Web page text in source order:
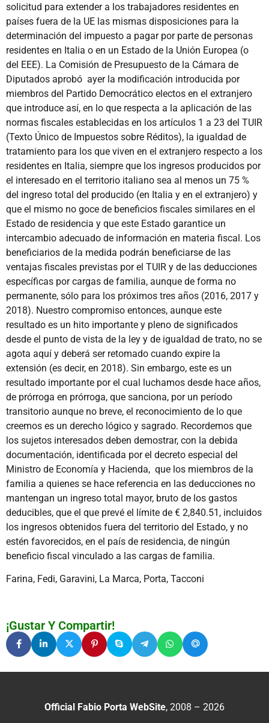
solicitud para extender a los trabajadores residentes en
países fuera de la UE las mismas disposiciones para la
determinación del impuesto a pagar por parte de personas
residentes en Italia o en un Estado de la Unión Europea (o
del EEE). La Comisión de Presupuesto de la Cámara de
Diputados aprobó ayer la modificación introducida por
miembros del Partido Democrático electos en el extranjero
que introduce así, en lo que respecta a la aplicación de las
normas fiscales establecidas en los artículos 1 a 23 del TUIR
(Texto Único de Impuestos sobre Réditos), la igualdad de
tratamiento para los que viven en el extranjero respecto a los
residentes en Italia, siempre que los ingresos producidos por
el interesado en el territorio italiano sea al menos un 75 %
del ingreso total del producido (en Italia y en el extranjero) y
que el mismo no goce de beneficios fiscales similares en el
Estado de residencia y que este Estado garantice un
intercambio adecuado de información en materia fiscal. Los
beneficiarios de la medida podrán beneficiarse de las
ventajas fiscales previstas por el TUIR y de las deducciones
específicas por cargas de familia, aunque de forma no
permanente, sólo para los próximos tres años (2016, 2017 y
2018). Nuestro compromiso entonces, aunque este
resultado es un hito importante y pleno de significados
desde el punto de vista de la ley y de igualdad de trato, no se
agota aquí y deberá ser retomado cuando expire la
extensión (es decir, en 2018). Sin embargo, este es un
resultado importante por el cual luchamos desde hace años,
de prórroga en prórroga, que sanciona, por un período
transitorio aunque no breve, el reconocimiento de lo que
creemos es un derecho lógico y sagrado. Recordemos que
los sujetos interesados deben demostrar, con la debida
documentación, identificada por el decreto especial del
Ministro de Economía y Hacienda, que los miembros de la
familia a quienes se hace referencia en las deducciones no
mantengan un ingreso total mayor, bruto de los gastos
deducibles, que el que prevé el límite de € 2,840.51, incluidos
los ingresos obtenidos fuera del territorio del Estado, y no
estén favorecidos, en el país de residencia, de ningún
beneficio fiscal vinculado a las cargas de familia.
Farina, Fedi, Garavini, La Marca, Porta, Tacconi
¡Gustar Y Compartir!
Official Fabio Porta WebSite, 2008 – 2026